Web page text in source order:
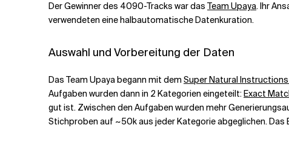
Der Gewinner des 4090-Tracks war das Team Upaya. Ihr
verwendeten eine halbautomatische Datenkuration.
Auswahl und Vorbereitung der Daten
Das Team Upaya begann mit dem Super Natural
Aufgaben wurden dann in 2 Kategorien eingeteilt:Exact
gut ist. Zwischen den Aufgaben wurden mehr
Stichproben auf ~50k aus jeder Kategorie abgeglichen.